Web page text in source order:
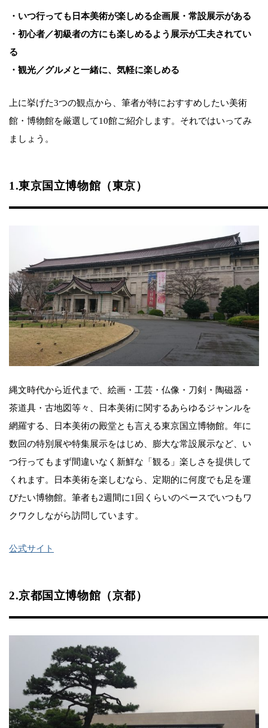
・いつ行っても日本美術が楽しめる企画展・常設展示がある
・初心者／初級者の方にも楽しめるよう展示が工夫されてい
る
・観光／グルメと一緒に、気軽に楽しめる
上に挙げた3つの観点から、筆者が特におすすめしたい美術
館・博物館を厳選して10館ご紹介します。それではいってみ
ましょう。
1.東京国立博物館（東京）
縄文時代から近代まで、絵画・工芸・仏像・刀剣・陶磁器・
茶道具・古地図等々、日本美術に関するあらゆるジャンルを
網羅する、日本美術の殿堂とも言える東京国立博物館。年に
数回の特別展や特集展示をはじめ、膨大な常設展示など、い
つ行ってもまず間違いなく新鮮な「観る」楽しさを提供して
くれます。日本美術を楽しむなら、定期的に何度でも足を運
びたい博物館。筆者も2週間に1回くらいのペースでいつもワ
クワクしながら訪問しています。
公式サイト
2.京都国立博物館（京都）